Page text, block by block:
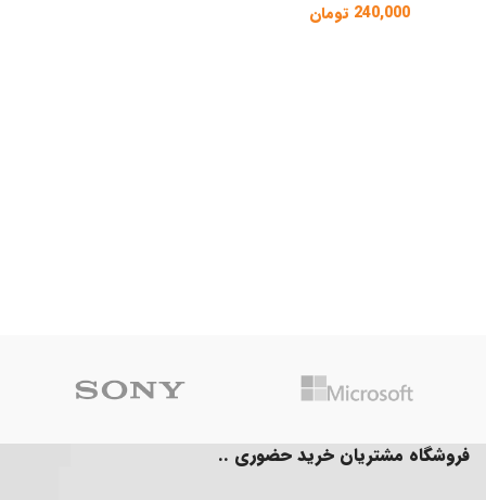
240,000 تومان
فروشگاه مشتریان خرید حضوری ..